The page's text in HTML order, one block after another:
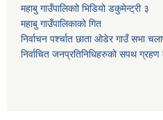
महाबु गाउँपालिकाो भिडियो डकुमेन्ट्री ३
महाबु गाउँपालिकाको गित
निर्वाचन पर्श्चात छाता ओडेर गाउँ सभा
निर्वाचित जनप्रतिनिधिहरुको सपथ